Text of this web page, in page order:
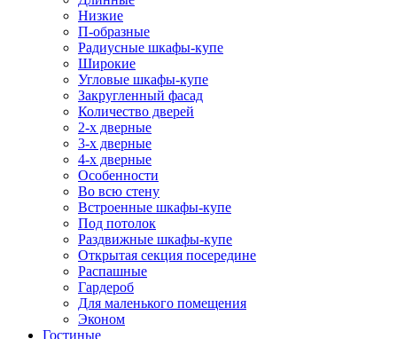
Низкие
П-образные
Радиусные шкафы-купе
Широкие
Угловые шкафы-купе
Закругленный фасад
Количество дверей
2-х дверные
3-х дверные
4-х дверные
Особенности
Во всю стену
Встроенные шкафы-купе
Под потолок
Раздвижные шкафы-купе
Открытая секция посередине
Распашные
Гардероб
Для маленького помещения
Эконом
Гостиные